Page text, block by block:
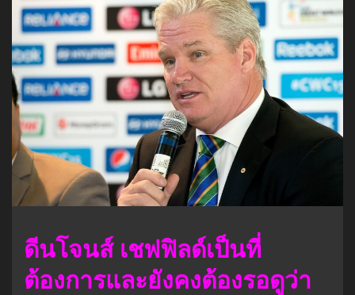
ดีนโจนส์ เชฟฟิลด์เป็นที่
ต้องการและยังคงต้องรอดูว่า